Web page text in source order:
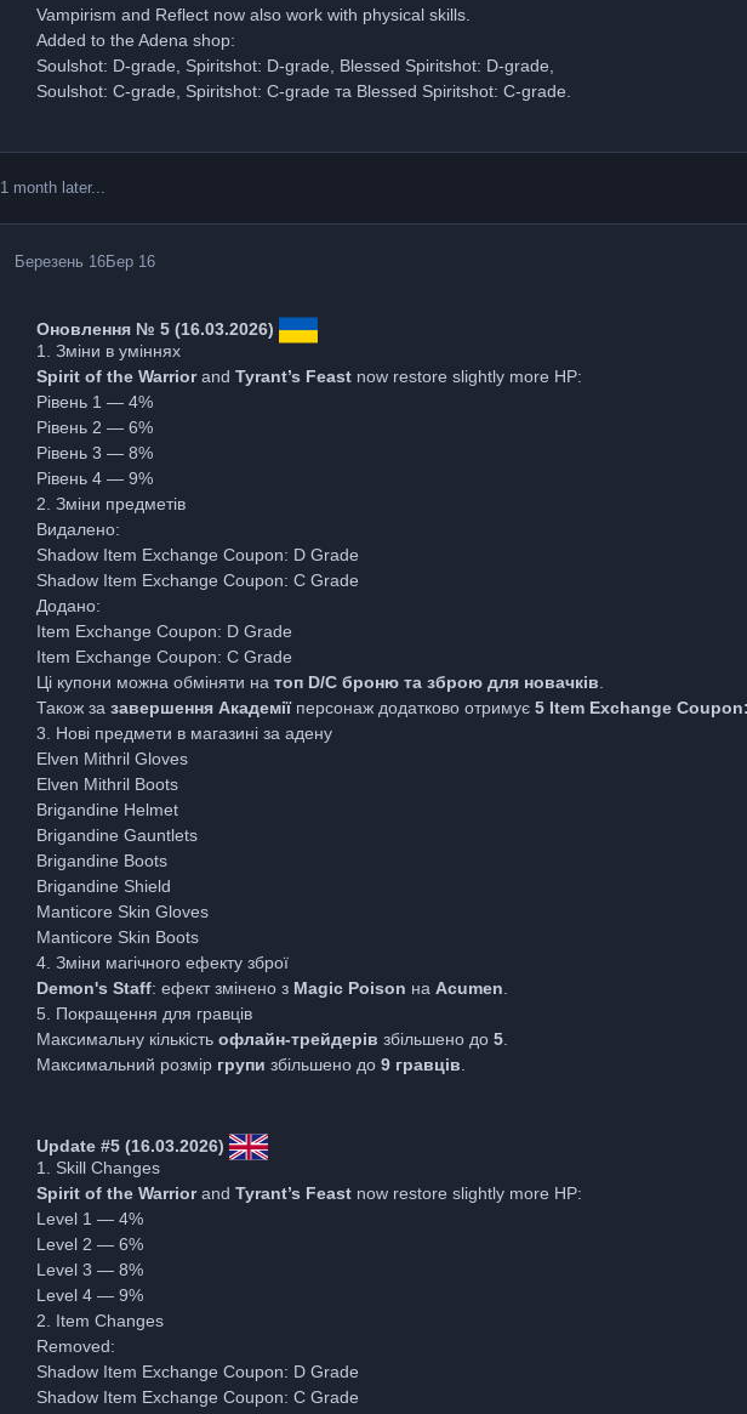
Vampirism and Reflect now also work with physical skills.
Added to the Adena shop:
Soulshot: D-grade, Spiritshot: D-grade, Blessed Spiritshot: D-grade,
Soulshot: C-grade, Spiritshot: C-grade та Blessed Spiritshot: C-grade.
1 month later...
Березень 16Бер 16
Оновлення № 5 (16.03.2026)
1. Зміни в уміннях
Spirit of the WarriorandTyrant’s Feast now restore slightly more HP:
Рівень 1 — 4%
Рівень 2 — 6%
Рівень 3 — 8%
Рівень 4 — 9%
2. Зміни предметів
Видалено:
Shadow Item Exchange Coupon: D Grade
Shadow Item Exchange Coupon: C Grade
Додано:
Item Exchange Coupon: D Grade
Item Exchange Coupon: C Grade
Ці купони можна обміняти натоп D/C броню та зброю для новачків
Також зазавершення Академіїперсонаж додатково отримує5 Item Exchange
3. Нові предмети в магазині за адену
Elven Mithril Gloves
Elven Mithril Boots
Brigandine Helmet
Brigandine Gauntlets
Brigandine Boots
Brigandine Shield
Manticore Skin Gloves
Manticore Skin Boots
4. Зміни магічного ефекту зброї
Demon's Staff: ефект змінено з Magic Poison на Acumen
5. Покращення для гравців
Максимальну кількістьофлайн-трейдерів збільшено до5
Максимальний розмір групи збільшено до9 гравців
Update #5 (16.03.2026)
1. Skill Changes
Spirit of the WarriorandTyrant’s Feast now restore slightly more HP:
Level 1 — 4%
Level 2 — 6%
Level 3 — 8%
Level 4 — 9%
2. Item Changes
Removed:
Shadow Item Exchange Coupon: D Grade
Shadow Item Exchange Coupon: C Grade